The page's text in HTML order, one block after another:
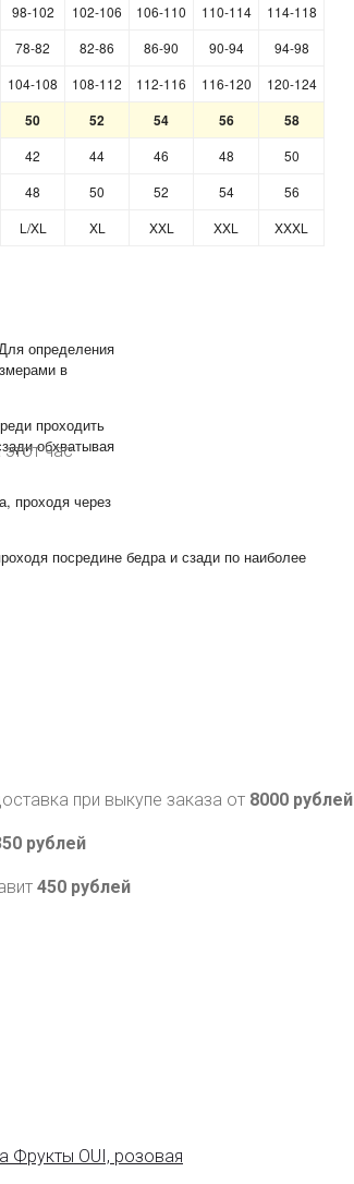
98-102 102-106 106-110 110-114 114-118
78-82 82-86 86-90 90-94 94-98
104-108 108-112 112-116 116-120 120-124
50 52 54 56
58
42 44 46 48 50
48 50 52 54 56
L/XL XL XXL XXL XXXL
определения
в
проходить
обхватывая
проходя через
посредине бедра и сзади по наиболее
час
при выкупе заказа от 8000 рублей
рублей
450 рублей